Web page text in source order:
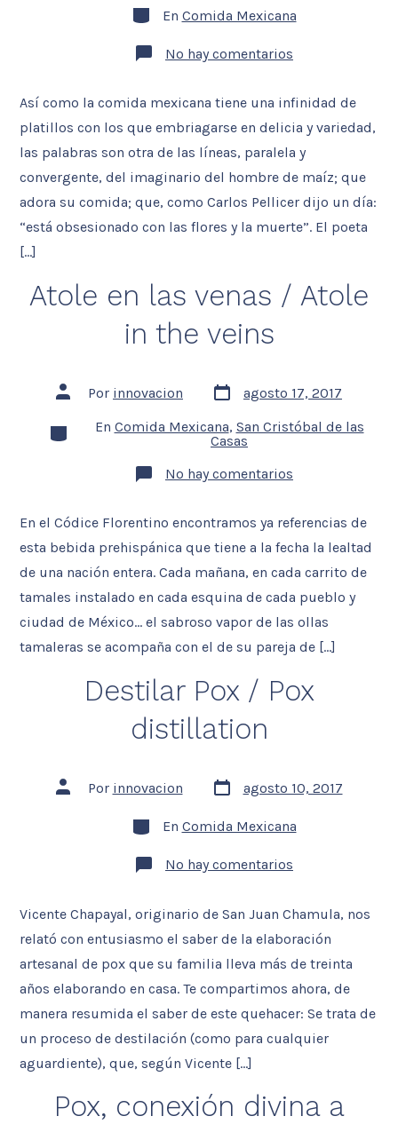
entrada
Categorías
En Comida Mexicana
No hay comentarios
refranes
/
Proverbs
whim
Así como la comida mexicana tiene una infinidad de
platillos con los que embriagarse en delicia y variedad,
las palabras son otra de las líneas, paralela y
convergente, del imaginario del hombre de maíz; que
adora su comida; que, como Carlos Pellicer dijo un día:
“está obsesionado con las flores y la muerte”. El poeta
[…]
Atole en las venas / Atole
in the veins
Autor
de
entrada
Por innovacion
Fecha
de
entrada
agosto 17, 2017
Categorías
En Comida Mexicana, San Cristóbal de las
Casas
No hay comentarios
las
venas
/
Atole
in
veins
En el Códice Florentino encontramos ya referencias de
esta bebida prehispánica que tiene a la fecha la lealtad
de una nación entera. Cada mañana, en cada carrito de
tamales instalado en cada esquina de cada pueblo y
ciudad de México… el sabroso vapor de las ollas
tamaleras se acompaña con el de su pareja de […]
Destilar Pox / Pox
distillation
Autor
de
Por innovacion
Fecha
de
entrada
agosto 10, 2017
Categorías
En Comida Mexicana
No hay comentarios
/
Pox
distillation
Vicente Chapayal, originario de San Juan Chamula, nos
relató con entusiasmo el saber de la elaboración
artesanal de pox que su familia lleva más de treinta
años elaborando en casa. Te compartimos ahora, de
manera resumida el saber de este quehacer: Se trata de
un proceso de destilación (como para cualquier
aguardiente), que, según Vicente […]
Pox, conexión divina a